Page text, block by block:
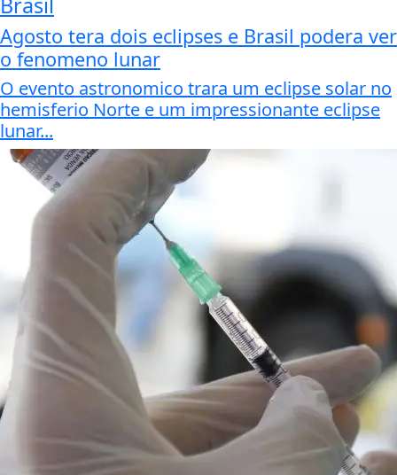
Agosto tera dois eclipses e Brasil podera ver
o fenomeno lunar
O evento astronomico trara um eclipse solar no
hemisferio Norte e um impressionante eclipse
lunar...